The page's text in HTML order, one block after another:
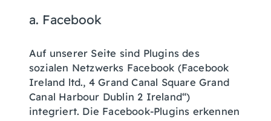
a. Facebook
Auf unserer Seite sind Plugins des
sozialen Netzwerks Facebook (Facebook
Ireland ltd., 4 Grand Canal Square Grand
Canal Harbour Dublin 2 Ireland“)
integriert. Die Facebook-Plugins erkennen